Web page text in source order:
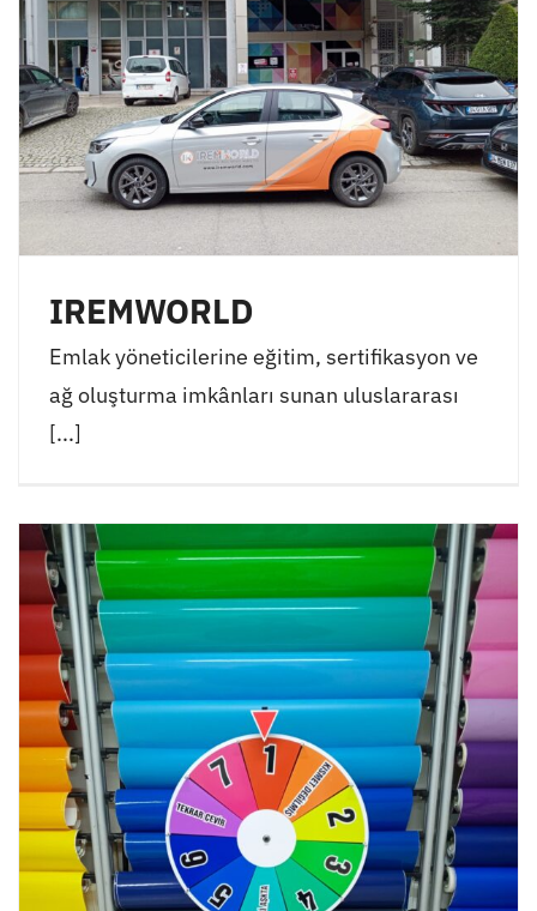
IREMWORLD
Emlak yöneticilerine eğitim, sertifikasyon ve
ağ oluşturma imkânları sunan uluslararası
[...]